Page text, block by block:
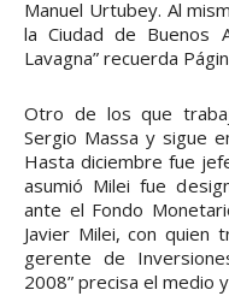
Manuel Urtubey. Al
la Ciudad de Buenos
Lavagna” recuerda
Otro de los que
Sergio Massa y sigue
Hasta diciembre fue
asumió Milei fue
ante el Fondo
Javier Milei, con quien
gerente de
2008” precisa el medio